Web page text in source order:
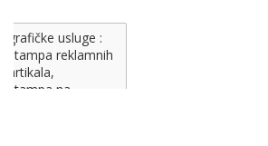
grafičke usluge :
štampa reklamnih
artikala,
štampa na